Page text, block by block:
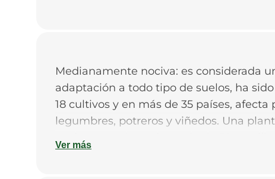
Medianamente nociva: es considerada
adaptación a todo tipo de suelos, ha
18 cultivos y en más de 35 países,
legumbres, potreros y viñedos. Una
espigas y cada espiga más de 50 semillas.
Ver más